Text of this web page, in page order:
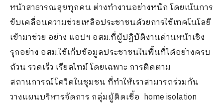
หน้าสาธารณสุขทุกคน ต่างทำงานอย่างหนัก โดยเน้นการ
ขับเคลื่อนความช่วยเหลือประชาชนด้วยการใช้เทคโนโลยี
เข้ามาช่วย อย่าง แอปฯ อสม.ที่ผู้ปฏิบัติงานด่านหน้าเชิง
รุกอย่าง อสม.ใช้เก็บข้อมูลประชาชนในพื้นที่ได้อย่างครบ
ถ้วน รวดเร็ว เรียลไทม์ โดยเฉพาะ การติดตาม
สถานการณ์โควิดในชุมชน ที่ทำให้เราสามารถร่วมกัน
วางแผนบริหารจัดการ กลุ่มผู้ติดเชื้อ home isolation